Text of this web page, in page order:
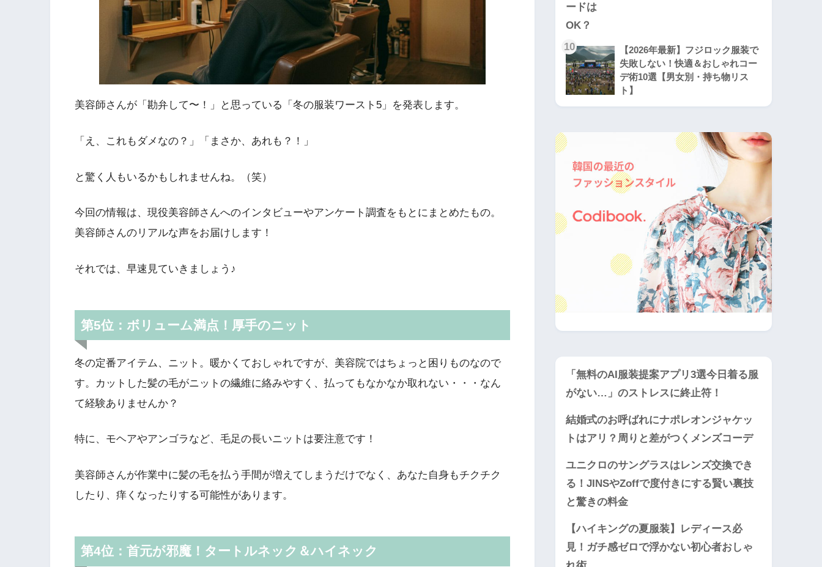
美容師さんが「勘弁して〜！」と思っている「冬の服装ワースト5」を発表します。
「え、これもダメなの？」「まさか、あれも？！」
と驚く人もいるかもしれませんね。（笑）
今回の情報は、現役美容師さんへのインタビューやアンケート調査をもとにまとめたもの。
美容師さんのリアルな声をお届けします！
それでは、早速見ていきましょう♪
第5位：ボリューム満点！厚手のニット
冬の定番アイテム、ニット。暖かくておしゃれですが、美容院ではちょっと困りものなので
す。カットした髪の毛がニットの繊維に絡みやすく、払ってもなかなか取れない・・・なん
て経験ありませんか？
特に、モヘアやアンゴラなど、毛足の長いニットは要注意です！
美容師さんが作業中に髪の毛を払う手間が増えてしまうだけでなく、あなた自身もチクチク
したり、痒くなったりする可能性があります。
第4位：首元が邪魔！タートルネック＆ハイネック
10
【2026年最新】フジロック服装で
失敗しない！快適＆おしゃれコー
デ術10選【男女別・持ち物リス
ト】
「無料のAI服装提案アプリ3選今日着る服
がない…」のストレスに終止符！
結婚式のお呼ばれにナポレオンジャケッ
トはアリ？周りと差がつくメンズコーデ
ユニクロのサングラスはレンズ交換でき
る！JINSやZoffで度付きにする賢い裏技
と驚きの料金
【ハイキングの夏服装】レディース必
見！ガチ感ゼロで浮かない初心者おしゃ